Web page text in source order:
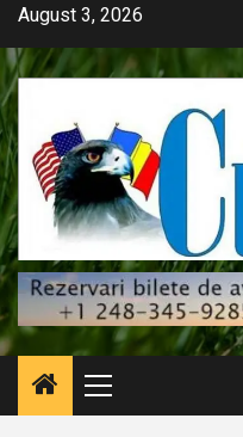
Skip
content
August 3, 2026
Primary
Menu